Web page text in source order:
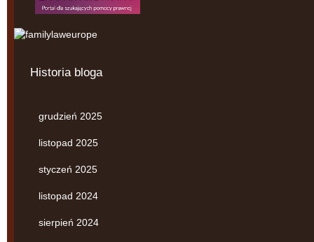
Historia bloga
grudzień 2025
listopad 2025
styczeń 2025
listopad 2024
sierpień 2024